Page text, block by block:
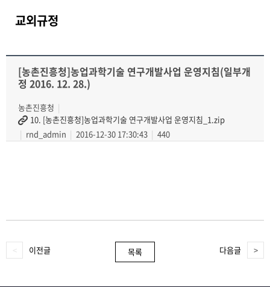
교외규정
[농촌진흥청]농업과학기술 연구개발사업 운영지침(일부개
정 2016. 12. 28.)
농촌진흥청
10. [농촌진흥청]농업과학기술 연구개발사업 운영지침_1.zip
rnd_admin
2016-12-30 17:30:43 440
이전글 목록 다음글